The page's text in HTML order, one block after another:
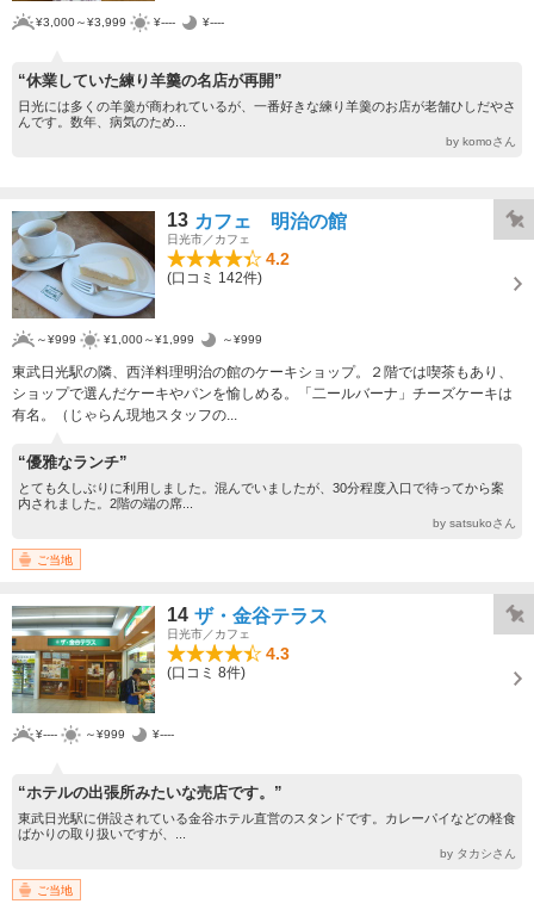
¥3,000～¥3,999 ¥---- ¥----
“休業していた練り羊羹の名店が再開”
日光には多くの羊羹が商われているが、一番好きな練り羊羹のお店が老舗ひしだやさ
んです。数年、病気のため...
by komoさん
13 カフェ 明治の館
日光市／カフェ
4.2
(口コミ 142件)
～¥999 ¥1,000～¥1,999 ～¥999
東武日光駅の隣、西洋料理明治の館のケーキショップ。２階では喫茶もあり、
ショップで選んだケーキやパンを愉しめる。「二ールバーナ」チーズケーキは
有名。（じゃらん現地スタッフの...
“優雅なランチ”
とても久しぶりに利用しました。混んでいましたが、30分程度入口で待ってから案
内されました。2階の端の席...
by satsukoさん
ご当地
14 ザ・金谷テラス
日光市／カフェ
4.3
(口コミ 8件)
¥---- ～¥999 ¥----
“ホテルの出張所みたいな売店です。”
東武日光駅に併設されている金谷ホテル直営のスタンドです。カレーパイなどの軽食
ばかりの取り扱いですが、...
by タカシさん
ご当地